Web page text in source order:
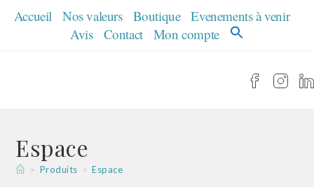
Accueil Nos valeurs Boutique Evenements à venir
Avis
Contact Mon compte
Espace
> Produits > Espace